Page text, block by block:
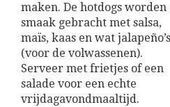
maken. De hotdogs worden
smaak gebracht met salsa,
maïs, kaas en wat jalapeño’s
(voor de volwassenen).
Serveer met frietjes of een
salade voor een echte
vrijdagavondmaaltijd.